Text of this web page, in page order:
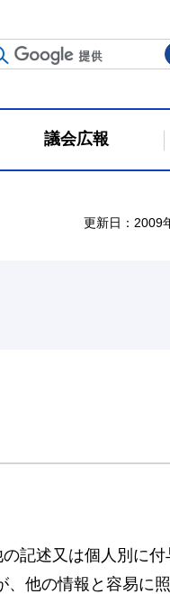
議会広報
更新日：2009
記述又は個人別に付
他の情報と容易に